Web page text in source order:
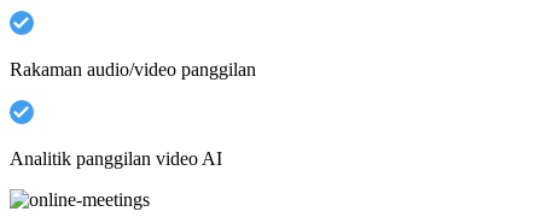
Rakaman audio/video panggilan
Analitik panggilan video AI